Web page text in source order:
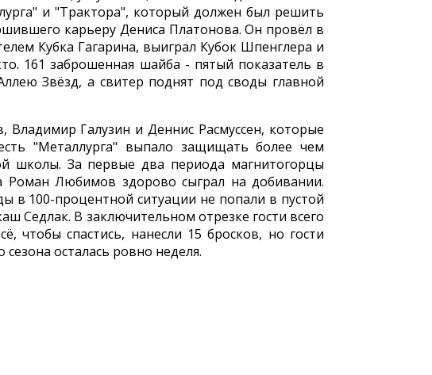
и "Трактора", который должен был решить
карьеру Дениса Платонова. Он провёл в
Кубка Гагарина, выиграл Кубок Шпенглера и
161 заброшенная шайба - пятый показатель в
Звёзд, а свитер поднят под своды главной
Галузин и Деннис Расмуссен, которые
"Металлурга" выпало защищать более чем
школы. За первые два периода магнитогорцы
Роман Любимов здорово сыграл на добивании.
в 100-процентной ситуации не попали в пустой
Седлак. В заключительном отрезке гости всего
чтобы спастись, нанесли 15 бросков, но гости
осталась ровно неделя.